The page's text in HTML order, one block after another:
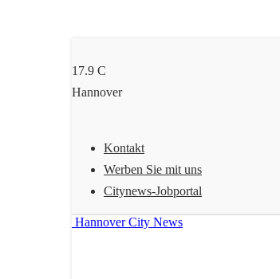
17.9 C
Hannover
Kontakt
Werben Sie mit uns
Citynews-Jobportal
Hannover City News